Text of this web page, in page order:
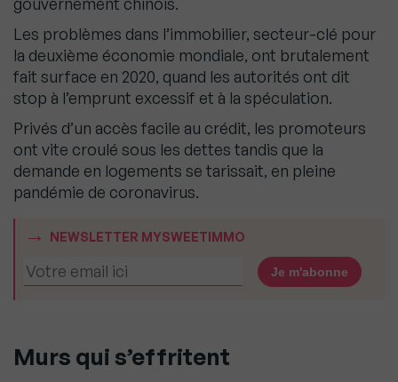
gouvernement chinois.
Les problèmes dans l’immobilier, secteur-clé pour
la deuxième économie mondiale, ont brutalement
fait surface en 2020, quand les autorités ont dit
stop à l’emprunt excessif et à la spéculation.
Privés d’un accès facile au crédit, les promoteurs
ont vite croulé sous les dettes tandis que la
demande en logements se tarissait, en pleine
pandémie de coronavirus.
NEWSLETTER MYSWEETIMMO
Murs qui s’effritent